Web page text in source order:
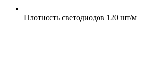
Плотность светодиодов 120 шт/м